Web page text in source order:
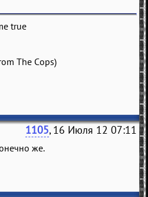
true
The Cops)
1105, 16 Июля 12 07:11
же.